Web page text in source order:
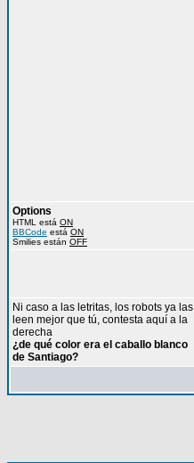
Options
HTML está ON
BBCode está ON
Smilies están OFF
Ni caso a las letritas, los robots ya las
leen mejor que tú, contesta aquí a la
derecha
¿de qué color era el caballo blanco
de Santiago?